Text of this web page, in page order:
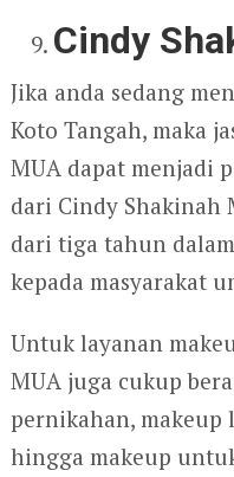
Cindy
Jika anda sedang
Koto Tangah, maka
MUA dapat menjadi
dari Cindy Shakinah
dari tiga tahun
kepada masyarakat
Untuk layanan
MUA juga cukup
pernikahan, makeup
hingga makeup